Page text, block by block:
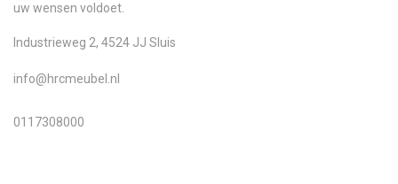
uw wensen voldoet.
Industrieweg 2, 4524 JJ Sluis
info@hrcmeubel.nl
0117308000